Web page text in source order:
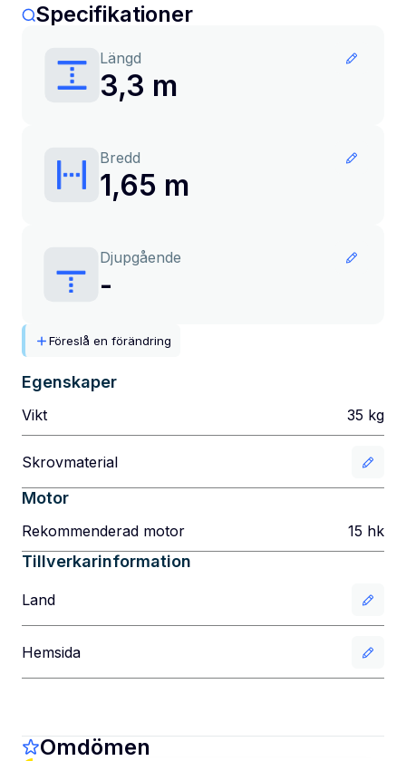
Specifikationer
Längd
3,3 m
Bredd
1,65 m
Djupgående
-
Föreslå en förändring
Egenskaper
Vikt 35 kg
Skrovmaterial
Motor
Rekommenderad motor 15 hk
Tillverkarinformation
Land
Hemsida
Omdömen